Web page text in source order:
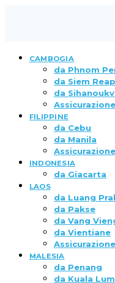
CAMBOGIA
da Phnom
da Siem Reap
da
FILIPPINE
da Cebu
da Manila
INDONESIA
da Giacarta
LAOS
da Luang
da Pakse
da Vang
da Vientiane
MALESIA
da Penang
da Kuala